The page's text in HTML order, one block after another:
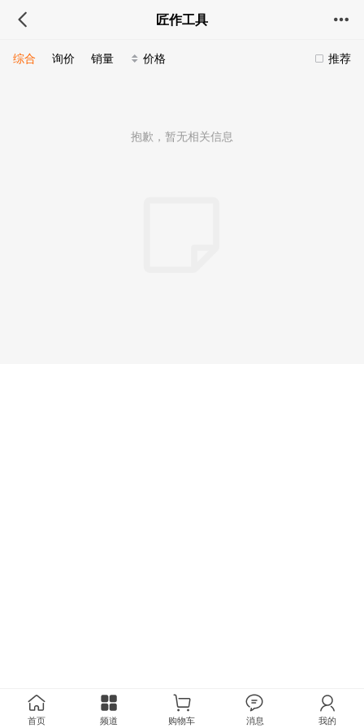
匠作工具
推荐
综合 询价 销量 价格
抱歉，暂无相关信息
首页 频道 购物车 消息 我的